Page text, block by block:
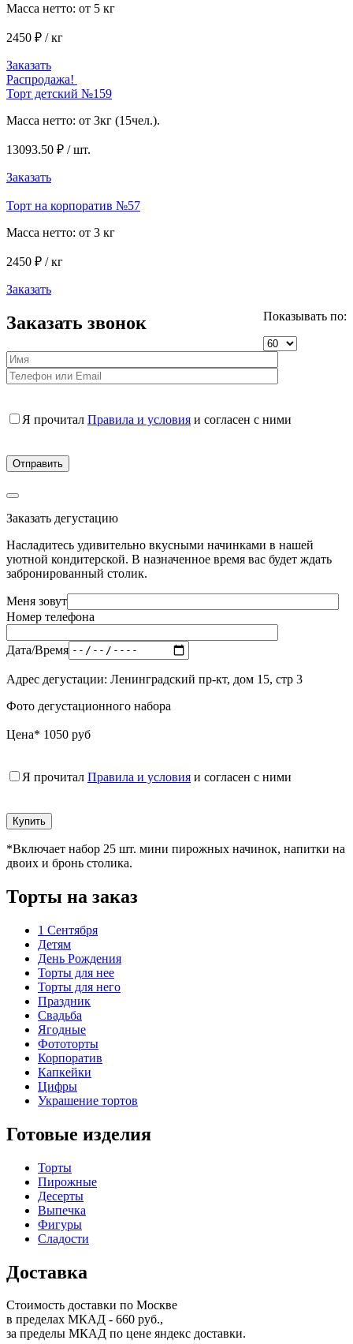
Масса нетто: от 5 кг
2450 ₽ / кг
Заказать
Распродажа!
Торт детский №159
Масса нетто: от 3кг (15чел.).
13093.50 ₽ / шт.
Заказать
Торт на корпоратив №57
Масса нетто: от 3 кг
2450 ₽ / кг
Заказать
Показывать по:
Заказать звонок
Я прочитал Правила и условия и согласен с ними
Заказать дегустацию
Насладитесь удивительно вкусными начинками в нашей
уютной кондитерской. В назначенное время вас будет ждать
забронированный столик.
Меня зовут
Номер телефона
Дата/Время
Адрес дегустации: Ленинградский пр-кт, дом 15, стр 3
Фото дегустационного набора
Цена* 1050 руб
Я прочитал Правила и условия и согласен с ними
*Включает набор 25 шт. мини пирожных начинок, напитки на
двоих и бронь столика.
Торты на заказ
1 Сентября
Детям
День Рождения
Торты для нее
Торты для него
Праздник
Свадьба
Ягодные
Фототорты
Корпоратив
Капкейки
Цифры
Украшение тортов
Готовые изделия
Торты
Пирожные
Десерты
Выпечка
Фигуры
Сладости
Доставка
Стоимость доставки по Москве
в пределах МКАД - 660 руб.,
за пределы МКАД по цене яндекс доставки.